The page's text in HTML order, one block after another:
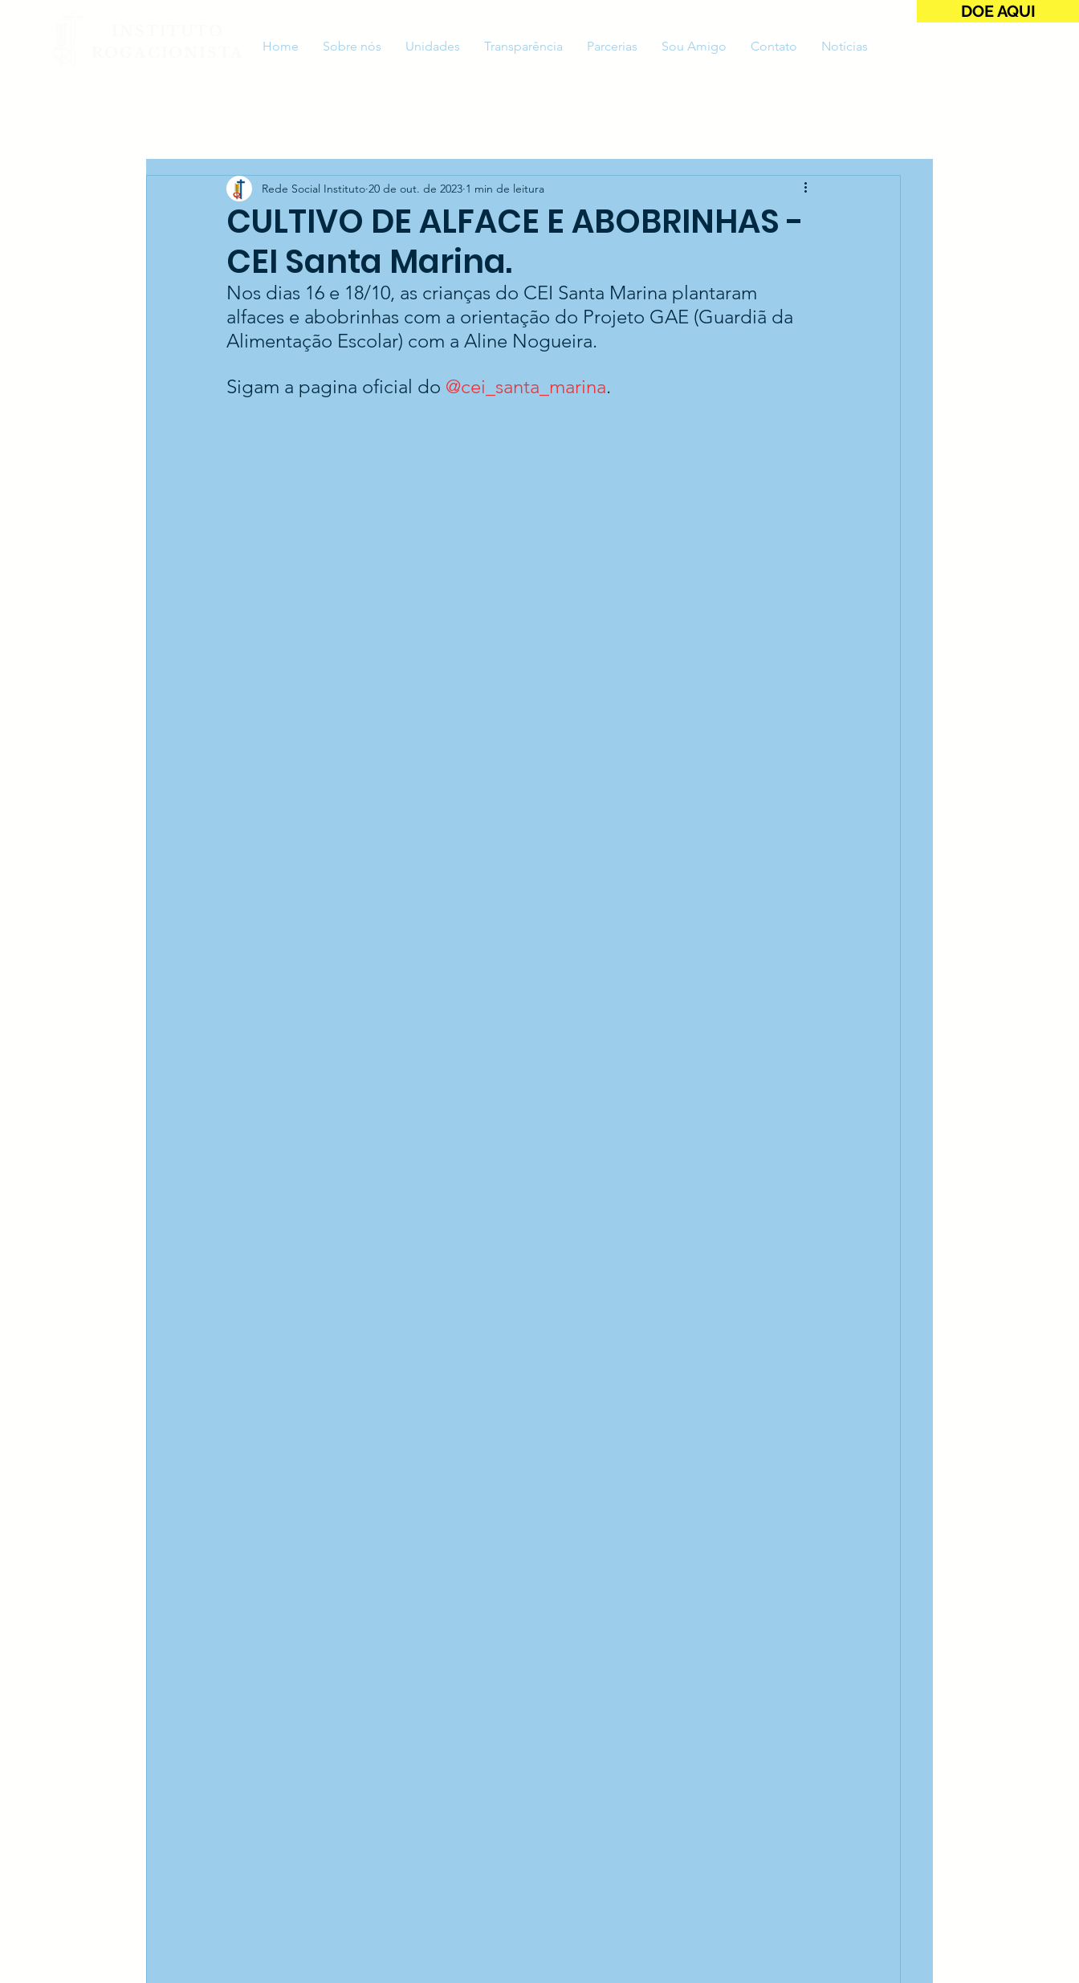
DOE AQUI
Home Sobre nós Unidades Transparência Parcerias Sou Amigo Contato Notícias
CULTIVO DE ALFACE E ABOBRINHAS -
CEI Santa Marina.
Rede Social Instituto 20 de out. de 2023 1 min de leitura
Nos dias 16 e 18/10, as crianças do CEI Santa Marina plantaram
alfaces e abobrinhas com a orientação do Projeto GAE (Guardiã da
Alimentação Escolar) com a Aline Nogueira.
Sigam a pagina oficial do @cei_santa_marina.